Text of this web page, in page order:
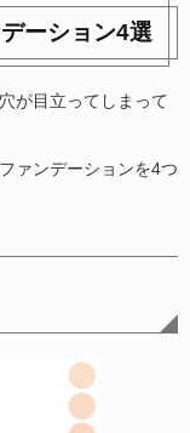
ーション4選
が目立ってしまって
ァンデーションを4つ